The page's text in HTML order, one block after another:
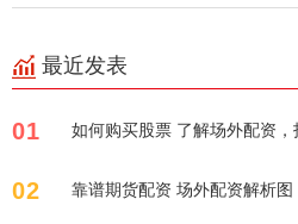
最近发表
01 如何购买股票 了解场外配资
02 靠谱期货配资 场外配资解析